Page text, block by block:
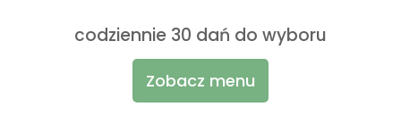
codziennie 30 dań do wyboru
Zobacz menu